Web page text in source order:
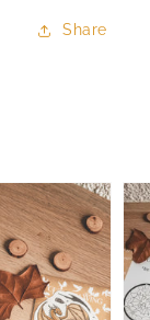
Share